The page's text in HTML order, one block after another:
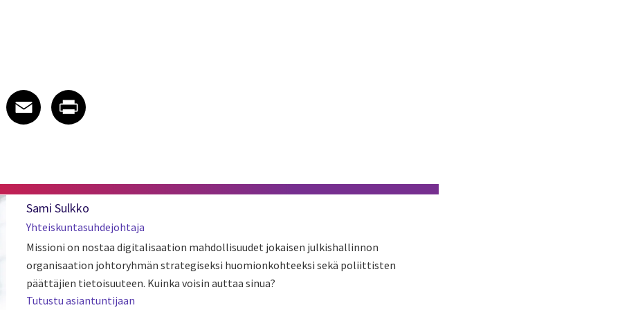
LinkedIn
on X
article on Facebook
Facebook
Share article on Email
Email
Share article on Print
Sami Sulkko
Yhteiskuntasuhdejohtaja
Missioni on nostaa digitalisaation mahdollisuudet jokaisen julkishallinnon
organisaation johtoryhmän strategiseksi huomionkohteeksi sekä poliittisten
päättäjien tietoisuuteen. Kuinka voisin auttaa sinua?
Tutustu asiantuntijaan